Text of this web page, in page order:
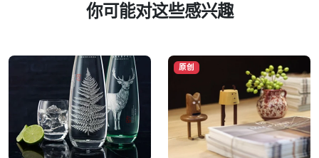
你可能对这些感兴趣
原创